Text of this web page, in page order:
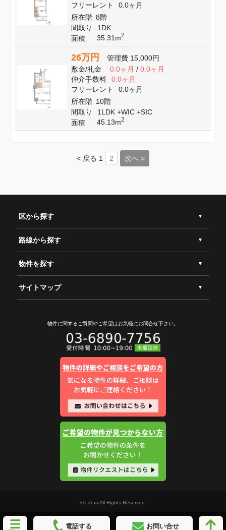
フリーレント
0.0ヶ月
所在階 8階
間取り
1DK
面積
35.31m2
26万円 管理費 15,000円
敷金/礼金 0.0ヶ月/ 0.0ヶ月
仲介手数料
0.0ヶ月
フリーレント
0.0ヶ月
所在階 10階
間取り
1LDK +WIC +SIC
面積
45.13m2
< 戻る 1 2 次へ >
区から探す
路線から探す
物件を探す
サイトマップ
物件に関するご質問やご希望はお気軽にお問合せ下さい。
© Litera All Rights Reserved.
電話する お問い合せ